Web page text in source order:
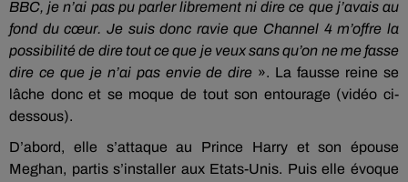
BBC, je n’ai pas pu parler librement ni dire ce que j’avais au
fond du cœur. Je suis donc ravie que Channel 4 m’offre la
possibilité de dire tout ce que je veux sans qu’on ne me fasse
dire ce que je n’ai pas envie de dire ». La fausse reine se
lâche donc et se moque de tout son entourage (vidéo ci-
dessous).
D’abord, elle s’attaque au Prince Harry et son épouse
Meghan, partis s’installer aux Etats-Unis. Puis elle évoque